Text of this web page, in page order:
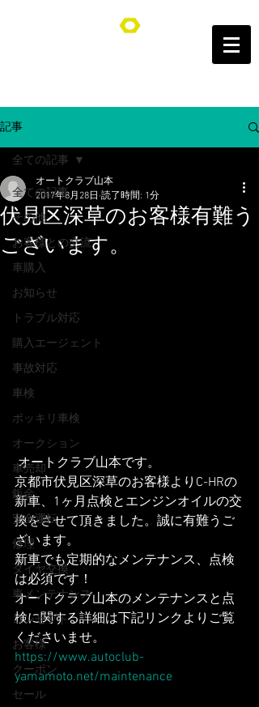
オートクラブ山本/Auto Club YAMAMOTO
記事
全ての記事
その他
お客様との交流
車購入
お知らせ
トラブル対応
購入エージェント
事故対応
車検
ポッキリ車検
オークション
車売却
鈑金
安全運転
修理
タイヤ交換
車メンテナンス
コンセプト
お客様
クーポン
セール
全ての記事
伏見区深草のお客様有難う
ございます。
オートクラブ山本
2017年8月28日 読了時間: 1分
オートクラブ山本です。
京都市伏見区深草のお客様よりC-HRの
新車、1ヶ月点検とエンジンオイルの交
換をさせて頂きました。誠に有難うご
ざいます。
新車でも定期的なメンテナンス、点検
は必須です！
オートクラブ山本のメンテナンスと点
検に関する詳細は下記リンクよりご覧
くださいませ。
https://www.autoclub-
yamamoto.net/maintenance